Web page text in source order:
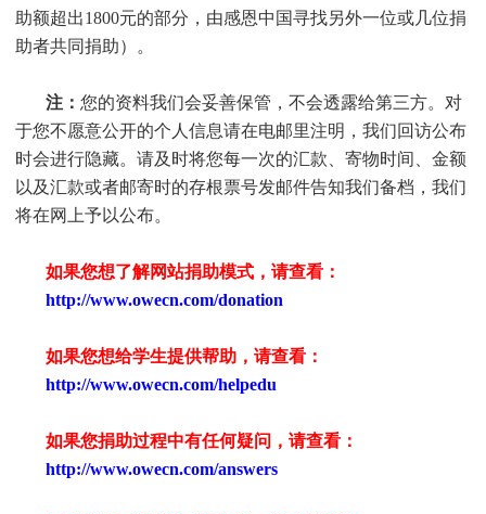
助额超出1800元的部分，由感恩中国寻找另外一位或几位捐
助者共同捐助）。
注： 您的资料我们会妥善保管，不会透露给第三方。对
于您不愿意公开的个人信息请在电邮里注明，我们回访公布
时会进行隐藏。请及时将您每一次的汇款、寄物时间、金额
以及汇款或者邮寄时的存根票号发邮件告知我们备档，我们
将在网上予以公布。
如果您想了解网站捐助模式，请查看：
http://www.owecn.com/donation
如果您想给学生提供帮助，请查看：
http://www.owecn.com/helpedu
如果您捐助过程中有任何疑问，请查看：
http://www.owecn.com/answers